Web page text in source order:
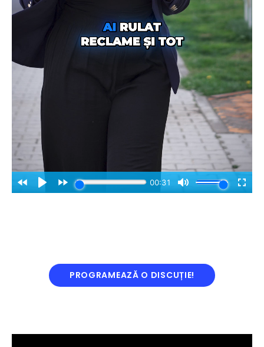
PROGRAMEAZĂ O DISCUȚIE!